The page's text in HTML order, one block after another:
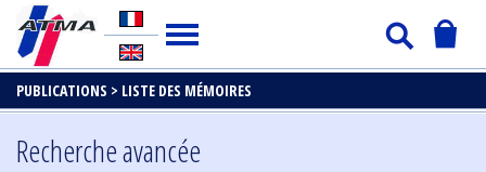
PUBLICATIONS > LISTE DES MÉMOIRES
Recherche avancée